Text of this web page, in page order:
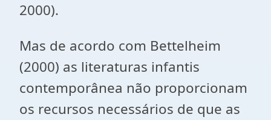
2000).
Mas de acordo com Bettelheim
(2000) as literaturas infantis
contemporânea não proporcionam
os recursos necessários de que as